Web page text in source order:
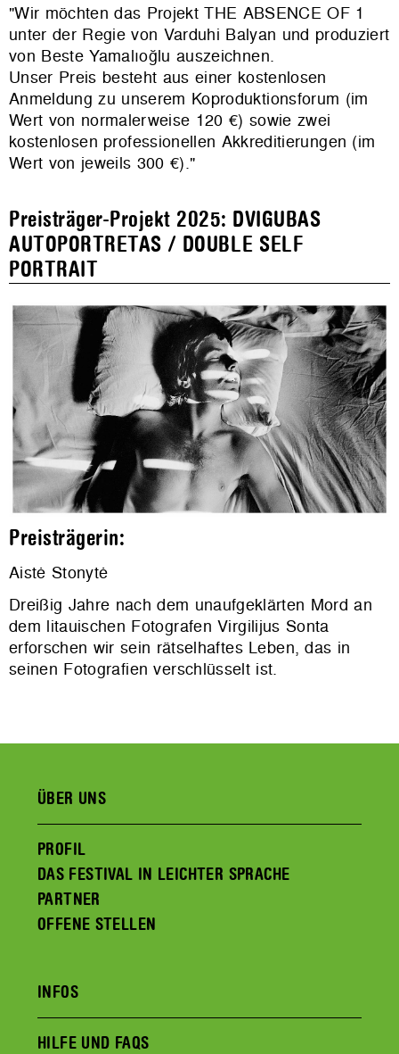
"Wir möchten das Projekt THE ABSENCE OF 1
unter der Regie von Varduhi Balyan und produziert
von Beste Yamalıoğlu auszeichnen.
Unser Preis besteht aus einer kostenlosen
Anmeldung zu unserem Koproduktionsforum (im
Wert von normalerweise 120 €) sowie zwei
kostenlosen professionellen Akkreditierungen (im
Wert von jeweils 300 €)."
Preisträger-Projekt 2025: DVIGUBAS
AUTOPORTRETAS / DOUBLE SELF
PORTRAIT
Preisträgerin:
Aistė Stonytė
Dreißig Jahre nach dem unaufgeklärten Mord an
dem litauischen Fotografen Virgilijus Sonta
erforschen wir sein rätselhaftes Leben, das in
seinen Fotografien verschlüsselt ist.
ÜBER UNS
PROFIL
DAS FESTIVAL IN LEICHTER SPRACHE
PARTNER
OFFENE STELLEN
INFOS
HILFE UND FAQS